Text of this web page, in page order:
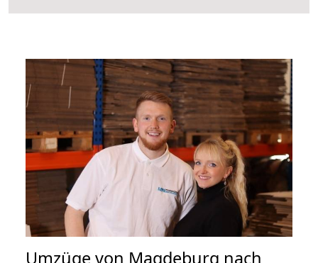
Umzüge von Magdeburg nach